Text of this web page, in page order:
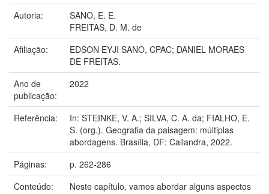
Autoria:
SANO, E. E.
FREITAS, D. M. de
Afiliação:
EDSON EYJI SANO, CPAC; DANIEL MORAES
DE FREITAS.
Ano de
publicação:
2022
Referência:
In: STEINKE, V. A.; SILVA, C. A. da; FIALHO, E.
S. (org.). Geografia da paisagem: múltiplas
abordagens. Brasília, DF: Caliandra, 2022.
Páginas:
p. 262-286
Conteúdo:
Neste capítulo, vamos abordar alguns aspectos